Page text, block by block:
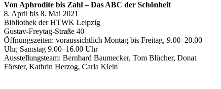
Von Aphrodite bis Zahl – Das ABC der Schönheit
8. April bis 8. Mai 2021
Bibliothek der HTWK Leipzig
Gustav-Freytag-Straße 40
Öffnungszeiten: voraussichtlich Montag bis Freitag, 9.00–20.00
Uhr, Samstag 9.00–16.00 Uhr
Ausstellungsteam: Bernhard Baumecker, Tom Blücher, Donat
Förster, Kathrin Herzog, Carla Klein